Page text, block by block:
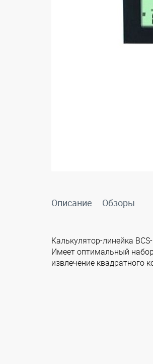
Описание Обзоры
Калькулятор-линейка
Имеет оптимальный
извлечение квадратного